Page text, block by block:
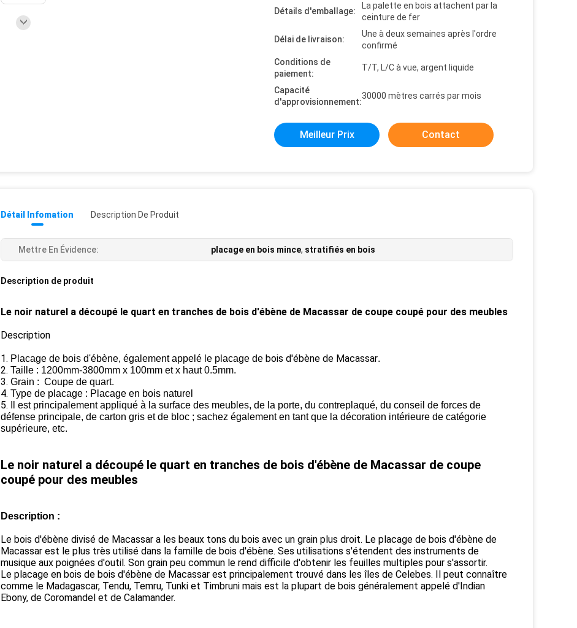
Détails d'emballage:
La palette en bois attachent par la
ceinture de fer
Délai de livraison:
Une à deux semaines après l'ordre
confirmé
Conditions de
paiement:
T/T, L/C à vue, argent liquide
Capacité
d'approvisionnement:
30000 mètres carrés par mois
Meilleur Prix Contact
Détail Infomation Description De Produit
Mettre En Évidence: placage en bois mince, stratifiés en bois
Description de produit
Le noir naturel a découpé le quart en tranches de bois d'ébène de Macassar de coupe coupé pour des meubles
Description
1. Placage de bois d'ébène, également appelé le placage de bois d'ébène de Macassar.
2. Taille : 1200mm-3800mm x 100mm et x haut 0.5mm.
3. Grain : Coupe de quart.
4. Type de placage : Placage en bois naturel
5.
Il est principalement appliqué à la surface des meubles, de la porte, du contreplaqué, du conseil de forces de
défense principale, de carton gris et de bloc ; sachez également en tant que la décoration intérieure de catégorie
supérieure, etc.
Le noir naturel a découpé le quart en tranches de bois d'ébène de Macassar de coupe
coupé pour des meubles
Description :
Le bois d'ébène divisé de Macassar a les beaux tons du bois avec un grain plus droit. Le placage de bois d'ébène de
Macassar est le plus très utilisé dans la famille de bois d'ébène. Ses utilisations s'étendent des instruments de
musique aux poignées d'outil. Son grain peu commun le rend difficile d'obtenir les feuilles multiples pour s'assortir.
Le placage en bois de bois d'ébène de Macassar est principalement trouvé dans les îles de Celebes. Il peut connaître
comme le Madagascar, Tendu, Temru, Tunki et Timbruni mais est la plupart de bois généralement appelé d'Indian
Ebony, de Coromandel et de Calamander.